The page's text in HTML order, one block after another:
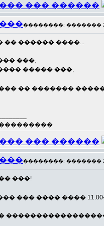
��������: ������� 23
�� ������ ����...
���,
����� ���,
�� �������
��������: ������� 23
���!
��� ���� ����